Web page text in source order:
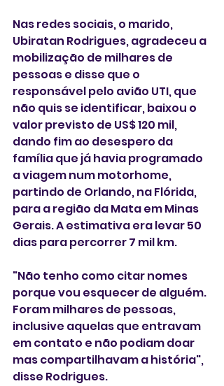
Nas redes sociais, o marido,
Ubiratan Rodrigues, agradeceu a
mobilização de milhares de
pessoas e disse que o
responsável pelo avião UTI, que
não quis se identificar, baixou o
valor previsto de US$ 120 mil,
dando fim ao desespero da
família que já havia programado
a viagem num motorhome,
partindo de Orlando, na Flórida,
para a região da Mata em Minas
Gerais. A estimativa era levar 50
dias para percorrer 7 mil km.
"Não tenho como citar nomes
porque vou esquecer de alguém.
Foram milhares de pessoas,
inclusive aquelas que entravam
em contato e não podiam doar
mas compartilhavam a história",
disse Rodrigues.